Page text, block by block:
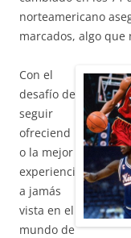
norteamericano
marcados, algo que
Con el
desafío de
seguir
ofreciend
o la mejor
experienci
a jamás
vista en el
mundo de